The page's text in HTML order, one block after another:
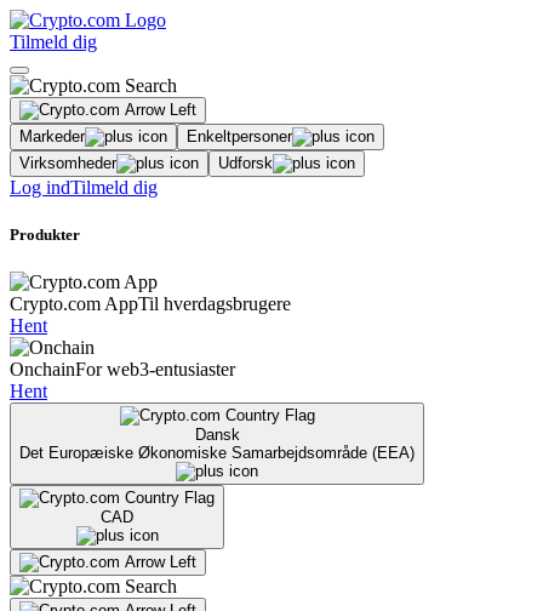
Tilmeld dig
Markeder
Enkeltpersoner
Virksomheder
Udforsk
Log indTilmeld dig
Produkter
Crypto.com AppTil hverdagsbrugere
Hent
OnchainFor web3-entusiaster
Hent
Dansk
Det Europæiske Økonomiske Samarbejdsområde (EEA)
CAD